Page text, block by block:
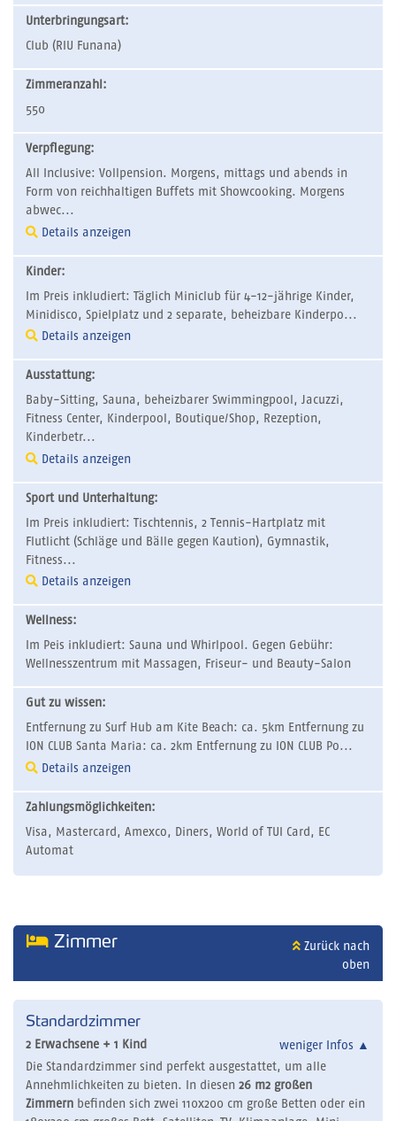
Unterbringungsart:
Club (RIU Funana)
Zimmeranzahl:
550
Verpflegung:
All Inclusive: Vollpension. Morgens, mittags und abends in
Form von reichhaltigen Buffets mit Showcooking. Morgens
abwec...
Details anzeigen
Kinder:
Im Preis inkludiert: Täglich Miniclub für 4-12-jährige Kinder,
Minidisco, Spielplatz und 2 separate, beheizbare Kinderpo...
Details anzeigen
Ausstattung:
Baby-Sitting, Sauna, beheizbarer Swimmingpool, Jacuzzi,
Fitness Center, Kinderpool, Boutique/Shop, Rezeption,
Kinderbetr...
Details anzeigen
Sport und Unterhaltung:
Im Preis inkludiert: Tischtennis, 2 Tennis-Hartplatz mit
Flutlicht (Schläge und Bälle gegen Kaution), Gymnastik,
Fitness...
Details anzeigen
Wellness:
Im Peis inkludiert: Sauna und Whirlpool. Gegen Gebühr:
Wellnesszentrum mit Massagen, Friseur- und Beauty-Salon
Gut zu wissen:
Entfernung zu Surf Hub am Kite Beach: ca. 5km Entfernung zu
ION CLUB Santa Maria: ca. 2km Entfernung zu ION CLUB Po...
Details anzeigen
Zahlungsmöglichkeiten:
Visa, Mastercard, Amexco, Diners, World of TUI Card, EC
Automat
Zimmer
Zurück nach
oben
Standardzimmer
2 Erwachsene + 1 Kind weniger Infos ▲
Die Standardzimmer sind perfekt ausgestattet, um alle
Annehmlichkeiten zu bieten. In diesen 26 m2 großen
Zimmern befinden sich zwei 110x200 cm große Betten oder ein